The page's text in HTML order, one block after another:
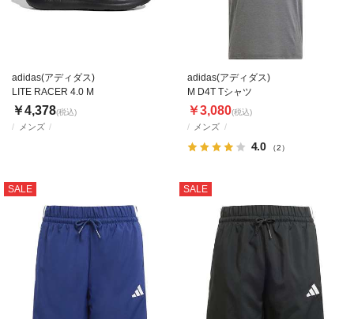
メンズ
adidas(アディダス)
LITE RACER 4.0 M
￥4,378(税込)
メンズ
4.0 （2）
adidas(アディダス)
M D4T Tシャツ
￥3,080(税込)
SALE SALE